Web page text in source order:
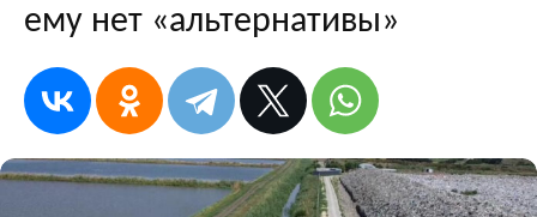
ему нет «альтернативы»